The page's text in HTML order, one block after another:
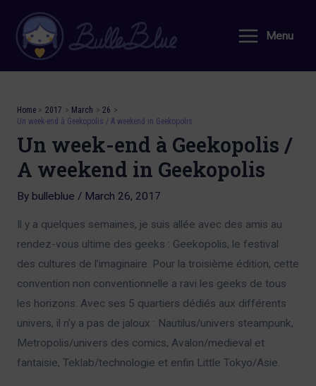
content
Menu
Home 2017 March
26
Un week-end à Geekopolis / A weekend in Geekopolis
Un week-end à Geekopolis /
A weekend in Geekopolis
By bulleblue / March 26, 2017
Il y a quelques semaines, je suis allée avec des amis au
rendez-vous ultime des geeks : Geekopolis, le festival
des cultures de l’imaginaire. Pour la troisième édition, cette
convention non conventionnelle a ravi les geeks de tous
les horizons. Avec ses 5 quartiers dédiés aux différents
univers, il n’y a pas de jaloux : Nautilus/univers steampunk,
Metropolis/univers des comics, Avalon/medieval et
fantaisie, Teklab/technologie et enfin Little Tokyo/Asie.